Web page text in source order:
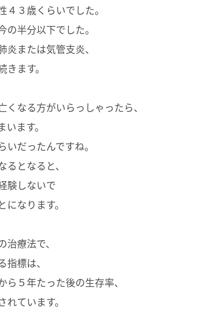
４３歳くらいでした。
の半分以下でした。
炎または気管支炎、
ます。
くなる方がいらっしゃったら、
ます。
いだったんですね。
となると、
験しないで
なります。
療法で、
標は、
ら５年たった後の生存率、
れています。